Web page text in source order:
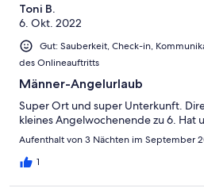
Toni B.
6. Okt. 2022
Gut: Sauberkeit, Check-in,
des Onlineauftritts
Männer-Angelurlaub
Super Ort und super Unterkunft.
kleines Angelwochenende zu 6. Hat
Aufenthalt von 3 Nächten im September
1